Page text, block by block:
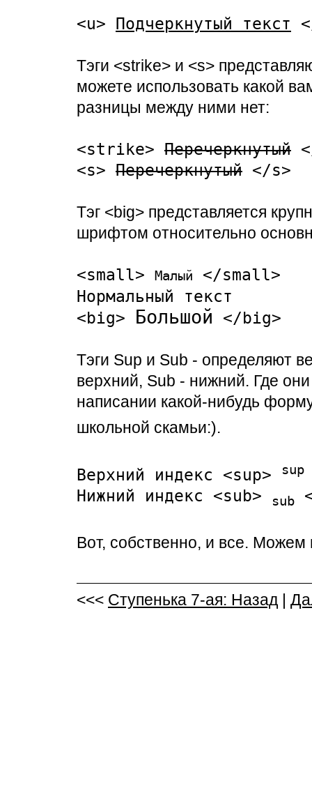
<u> Подчеркнутый текст
Тэги <strike> и <s>
можете использовать какой
разницы между ними нет:
<strike> Перечеркнутый
<s> Перечеркнутый </s>
Тэг <big> представляется
шрифтом относительно
<small> Малый
</small>
Нормальный текст
<big> Большой </big>
Тэги Sup и Sub - определяют
верхний, Sub - нижний. Где
написании какой-нибудь
школьной скамьи:).
Верхний индекс <sup> sup
Нижний индекс <sub>
sub
Вот, собственно, и все.
<<< Ступенька 7-ая: Назад |